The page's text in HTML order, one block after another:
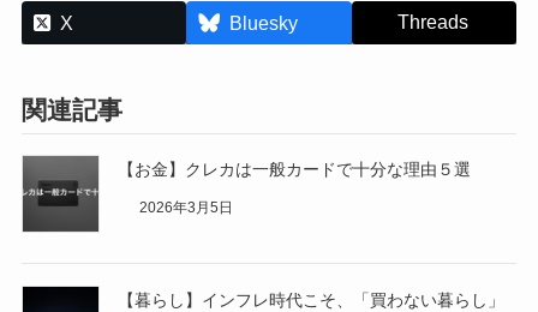
X Bluesky Threads
関連記事
【お金】クレカは一般カードで十分な理由５選
2026年3月5日
【暮らし】インフレ時代こそ、「買わない暮らし」